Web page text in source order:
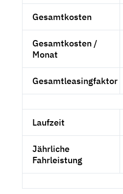
Gesamtkosten
Gesamtkosten /
Monat
Gesamtleasingfaktor
Laufzeit
Jährliche
Fahrleistung